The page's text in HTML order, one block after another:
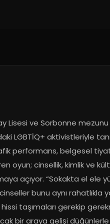
Lisesi ve Sorbonne
LGBTİQ+ aktivistleriyle
performans, belgesel
oyun; cinsellik, kimlik ve
açıyor. “Sokakta el ele
bunu aynı rahatlıkla
taşımaları gerekip
bir araya gelişi